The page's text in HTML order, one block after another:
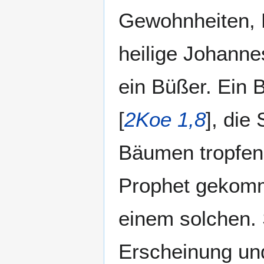
Gewohnheiten,
heilige
ein Büßer. Ein
[2Koe 1,8], die
Bäumen
Prophet
einem solchen.
Erscheinung